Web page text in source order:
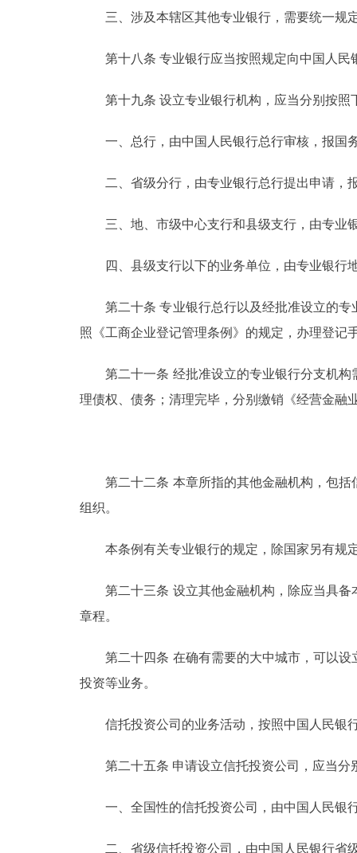
三、涉及本辖区其他专业银行，需要统一规
第十八条 专业银行应当按照规定向中国人民
第十九条 设立专业银行机构，应当分别按照
一、总行，由中国人民银行总行审核，报国
二、省级分行，由专业银行总行提出申请，
三、地、市级中心支行和县级支行，由专业
四、县级支行以下的业务单位，由专业银行
第二十条 专业银行总行以及经批准设立的专
照《工商企业登记管理条例》的规定，办理登记
第二十一条 经批准设立的专业银行分支机构
理债权、债务；清理完毕，分别缴销《经营金融
第二十二条 本章所指的其他金融机构，包括
组织。
本条例有关专业银行的规定，除国家另有规
第二十三条 设立其他金融机构，除应当具备
章程。
第二十四条 在确有需要的大中城市，可以设
投资等业务。
信托投资公司的业务活动，按照中国人民银
第二十五条 申请设立信托投资公司，应当分
一、全国性的信托投资公司，由中国人民银
二、省级信托投资公司，由中国人民银行省